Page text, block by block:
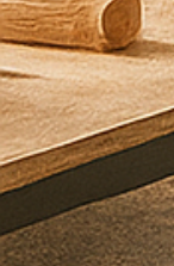
ה
ק
ד
ם